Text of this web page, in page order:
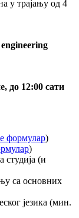
у трајању од 4
до 12:00 сати
формулар)
)
студија (и
са основних
језика (мин.